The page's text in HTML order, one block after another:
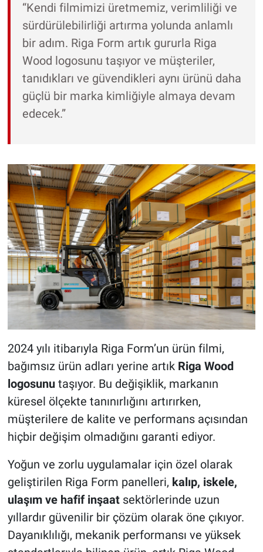
“Kendi filmimizi üretmemiz, verimliliği ve
sürdürülebilirliği artırma yolunda anlamlı
bir adım. Riga Form artık gururla Riga
Wood logosunu taşıyor ve müşteriler,
tanıdıkları ve güvendikleri aynı ürünü daha
güçlü bir marka kimliğiyle almaya devam
edecek.”
2024 yılı itibarıyla Riga Form’un ürün filmi,
bağımsız ürün adları yerine artık Riga Wood
logosunutaşıyor. Bu değişiklik, markanın
küresel ölçekte tanınırlığını artırırken,
müşterilere de kalite ve performans açısından
hiçbir değişim olmadığını garanti ediyor.
Yoğun ve zorlu uygulamalar için özel olarak
geliştirilen Riga Form panelleri, kalıp, iskele,
ulaşım ve hafif inşaatsektörlerinde uzun
yıllardır güvenilir bir çözüm olarak öne çıkıyor.
Dayanıklılığı, mekanik performansı ve yüksek